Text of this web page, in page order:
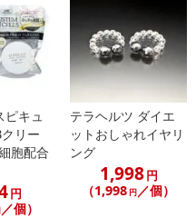
注意事項（※必ずご確認くだ
時点での情報となります。
ピキュ
リー
胞配合
円
／個）
テラヘルツ ダイエ
ットおしゃれイヤリ
ング
1,998円
（1,998 円／個）